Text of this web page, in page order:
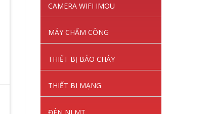
CAMERA WIFI IMOU
MÁY CHẤM CÔNG
THIẾT BỊ BÁO CHÁY
THIẾT BI MẠNG
ĐÈN NLMT